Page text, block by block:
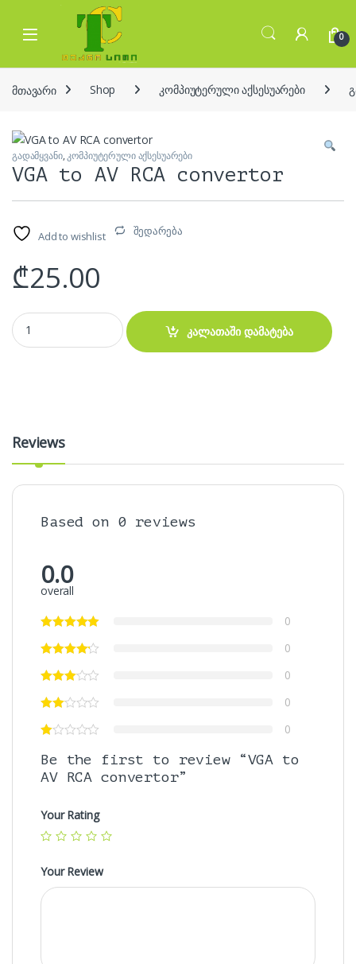
Skip to navigation
Skip to content
Open 0
მთავარი Shop კომპიუტერული აქსესუარები
გადამყვანი,კომპიუტერული აქსესუარები
VGA to AV RCA convertor
Add to wishlist შედარება
₾25.00
VGA to AV RCA convertor quantity
კალათაში დამატება
Reviews
Based on 0 reviews
0.0
overall
0
0
0
0
0
Be the first to review “VGA to
AV RCA convertor”
Your Rating
Your Review